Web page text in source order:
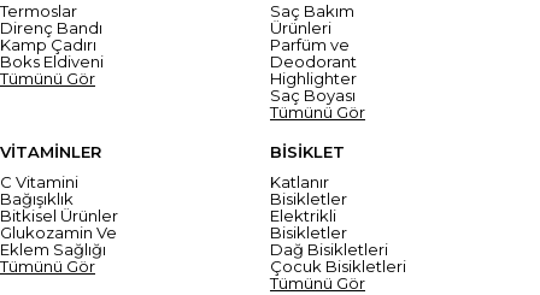
Termoslar
Direnç Bandı
Kamp Çadırı
Boks Eldiveni
Tümünü Gör
Saç Bakım
Ürünleri
Parfüm ve
Deodorant
Highlighter
Saç Boyası
Tümünü Gör
VİTAMİNLER
C Vitamini
Bağışıklık
Bitkisel Ürünler
Glukozamin Ve
Eklem Sağlığı
Tümünü Gör
BİSİKLET
Katlanır
Bisikletler
Elektrikli
Bisikletler
Dağ Bisikletleri
Çocuk Bisikletleri
Tümünü Gör